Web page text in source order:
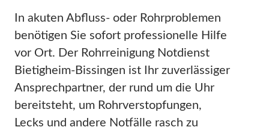
In akuten Abfluss- oder Rohrproblemen
benötigen Sie sofort professionelle Hilfe
vor Ort. Der Rohrreinigung Notdienst
Bietigheim-Bissingen ist Ihr zuverlässiger
Ansprechpartner, der rund um die Uhr
bereitsteht, um Rohrverstopfungen,
Lecks und andere Notfälle rasch zu